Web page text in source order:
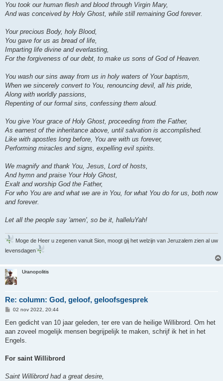
You took our human flesh and blood through Virgin Mary,
And was conceived by Holy Ghost, while still remaining God forever.
Your precious Body, holy Blood,
You gave for us as bread of life,
Imparting life divine and everlasting,
For the forgiveness of our debt, to make us sons of God of Heaven.
You wash our sins away from us in holy waters of Your baptism,
When we sincerely convert to You, renouncing devil, all his pride,
Along with worldly passions,
Repenting of our formal sins, confessing them aloud.
You give Your grace of Holy Ghost, proceeding from the Father,
As earnest of the inheritance above, until salvation is accomplished.
Like with apostles long before, You are with us forever,
Performing miracles and signs, expelling evil spirits.
We magnify and thank You, Jesus, Lord of hosts,
And hymn and praise Your Holy Ghost,
Exalt and worship God the Father,
For who You are and what we are in You, for what You do for us, both now
and forever.
Let all the people say 'amen', so be it, halleluYah!
Moge de Heer u zegenen vanuit Sion, moogt gij het welzijn van Jeruzalem zien al uw
levensdagen
Uranopolitis
Re: column: God, geloof, geloofsgesprek
B
r
c
h
02 nov 2022, 20:44
Een gedicht van 10 jaar geleden, ter ere van de heilige Willibrord. Om het
aan zoveel mogelijk mensen begrijpelijk te maken, schrijf ik het in het
Engels.
For saint Willibrord
Saint Willibrord had a great desire,